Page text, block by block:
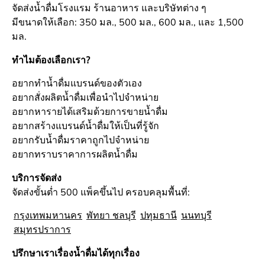
จัดส่งน้ำดื่มโรงแรม ร้านอาหาร และบริษัทต่าง ๆ
มีขนาดให้เลือก: 350 มล., 500 มล., 600 มล., และ 1,500
มล.
ทำไมต้องเลือกเรา?
อยากทำน้ำดื่มแบรนด์ของตัวเอง
อยากสั่งผลิตน้ำดื่มเพื่อนำไปจำหน่าย
อยากหารายได้เสริมด้วยการขายน้ำดื่ม
อยากสร้างแบรนด์น้ำดื่มให้เป็นที่รู้จัก
อยากรับน้ำดื่มราคาถูกไปจำหน่าย
อยากทราบราคาการผลิตน้ำดื่ม
บริการจัดส่ง
จัดส่งขั้นต่ำ 500 แพ็คขึ้นไป ครอบคลุมพื้นที่:
กรุงเทพมหานคร พัทยา ชลบุรี ปทุมธานี นนทบุรี
สมุทรปราการ
ปรึกษาเราเรื่องน้ำดื่มได้ทุกเรื่อง